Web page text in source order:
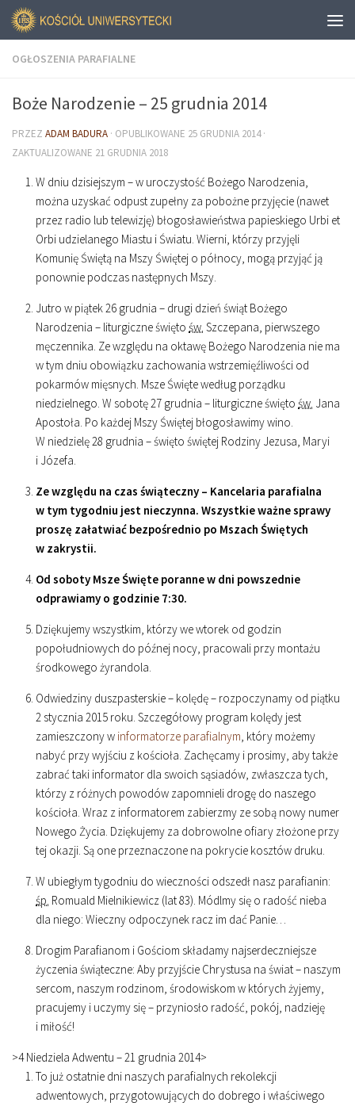
OGŁOSZENIA PARAFIALNE
Boże Narodzenie – 25 grudnia 2014
PRZEZ ADAM BADURA · OPUBLIKOWANE 25 GRUDNIA 2014·
ZAKTUALIZOWANE 21 GRUDNIA 2018
W dniu dzisiejszym – w uroczystość Bożego Narodzenia,
można uzyskać odpust zupełny za pobożne przyjęcie (nawet
przez radio lub telewizję) błogosławieństwa papieskiego Urbi et
Orbi udzielanego Miastu i Światu. Wierni, którzy przyjęli
Komunię Świętą na Mszy Świętej o północy, mogą przyjąć ją
ponownie podczas następnych Mszy.
Jutro w piątek 26 grudnia – drugi dzień świąt Bożego
Narodzenia – liturgiczne święto św. Szczepana, pierwszego
męczennika. Ze względu na oktawę Bożego Narodzenia nie ma
w tym dniu obowiązku zachowania wstrzemięźliwości od
pokarmów mięsnych. Msze Święte według porządku
niedzielnego. W sobotę 27 grudnia – liturgiczne święto św. Jana
Apostoła. Po każdej Mszy Świętej błogosławimy wino.
W niedzielę 28 grudnia – święto świętej Rodziny Jezusa, Maryi
i Józefa.
Ze względu na czas świąteczny – Kancelaria parafialna
w tym tygodniu jest nieczynna. Wszystkie ważne sprawy
proszę załatwiać bezpośrednio po Mszach Świętych
w zakrystii.
Od soboty Msze Święte poranne w dni powszednie
odprawiamy o godzinie 7:30.
Dziękujemy wszystkim, którzy we wtorek od godzin
popołudniowych do późnej nocy, pracowali przy montażu
środkowego żyrandola.
Odwiedziny duszpasterskie – kolędę – rozpoczynamy od piątku
2 stycznia 2015 roku. Szczegółowy program kolędy jest
zamieszczony w informatorze parafialnym, który możemy
nabyć przy wyjściu z kościoła. Zachęcamy i prosimy, aby także
zabrać taki informator dla swoich sąsiadów, zwłaszcza tych,
którzy z różnych powodów zapomnieli drogę do naszego
kościoła. Wraz z informatorem zabierzmy ze sobą nowy numer
Nowego Życia. Dziękujemy za dobrowolne ofiary złożone przy
tej okazji. Są one przeznaczone na pokrycie kosztów druku.
W ubiegłym tygodniu do wieczności odszedł nasz parafianin:
śp. Romuald Mielnikiewicz (lat 83). Módlmy się o radość nieba
dla niego: Wieczny odpoczynek racz im dać Panie…
Drogim Parafianom i Gościom składamy najserdeczniejsze
życzenia świąteczne: Aby przyjście Chrystusa na świat – naszym
sercom, naszym rodzinom, środowiskom w których żyjemy,
pracujemy i uczymy się – przyniosło radość, pokój, nadzieję
i miłość!
>4 Niedziela Adwentu – 21 grudnia 2014>
To już ostatnie dni naszych parafialnych rekolekcji
adwentowych, przygotowujących do dobrego i właściwego